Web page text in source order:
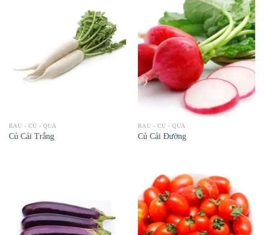
RAU - CỦ - QUẢ
Củ Cải Trắng
RAU - CỦ - QUẢ
Củ Cải Đường